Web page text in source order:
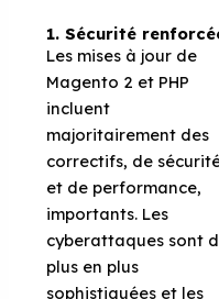
1. Sécurité r
Les mises à jour de
Magento 2 et PHP
incluent
majoritairement des
correctifs, de
et de performance,
importants. Les
cyberattaques sont
plus en plus
sophistiquées et les